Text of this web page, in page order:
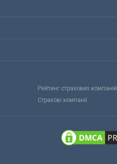
Рейтинг страхових компаній
Страхові компанії